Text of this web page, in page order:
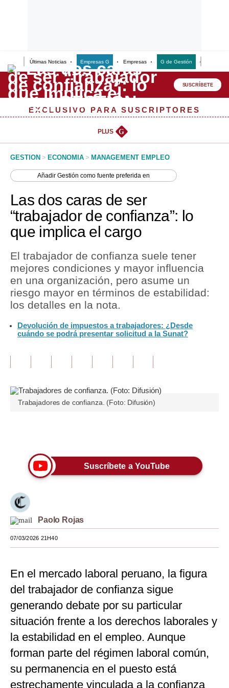
Últimas Noticias Empresas G Empresas G de Gestión
Lo último
Peru Quiosco
Management & Empleo
Perú
Política
Finanzas Personales
Inmobiliarias
Plus G
Opinión
Blogs
Viajes
Moda
Estilos
Mundo
EEUU
España
Internacional
Tecnología
Club del Suscriptor
Mix
SUSCRÍBETE
EXCLUSIVO PARA SUSCRIPTORES
PLUS G
GESTION > ECONOMIA > MANAGEMENT EMPLEO
AñadirGestión como fuente preferida en
Las dos caras de ser
“trabajador de confianza”: lo
que implica el cargo
El trabajador de confianza suele tener
mejores condiciones y mayor influencia
en una organización, pero asume un
riesgo mayor en términos de estabilidad:
los detalles en la nota.
Devolución de impuestos a trabajadores: ¿Desde
cuándo se podrá presentar solicitud a la Sunat?
Trabajadores de confianza. (Foto: Difusión)
Suscríbete a YouTube
Paolo Rojas
07/03/2026 21H40
En el mercado laboral peruano, la figura
del trabajador de confianza sigue
generando debate por su particular
situación frente a los derechos laborales y
la estabilidad en el empleo. Aunque
forman parte del régimen laboral común,
su permanencia en el puesto está
estrechamente vinculada a la confianza